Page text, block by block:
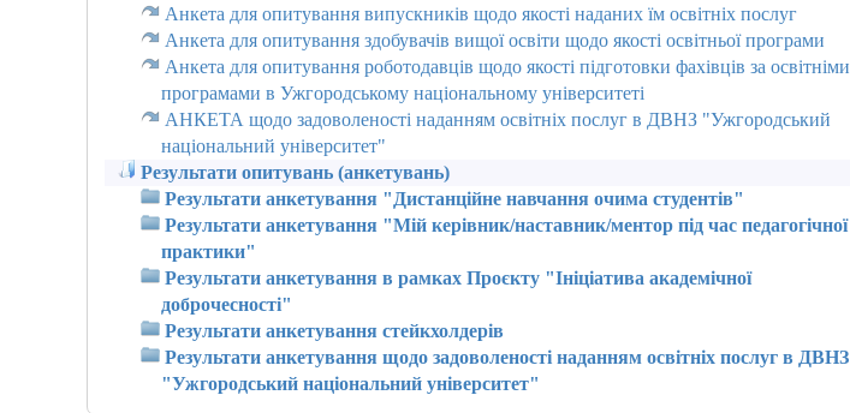
Анкета для опитування випускників щодо якості наданих їм освітніх послуг
Анкета для опитування здобувачів вищої освіти щодо якості освітньої програми
Анкета для опитування роботодавців щодо якості підготовки фахівців за освітніми
програмами в Ужгородському національному університеті
АНКЕТА щодо задоволеності наданням освітніх послуг в ДВНЗ "Ужгородський
національний університет"
Результати опитувань (анкетувань)
Результати анкетування "Дистанційне навчання очима студентів"
Результати анкетування "Мій керівник/наставник/ментор під час педагогічної
практики"
Результати анкетування в рамках Проєкту "Ініціатива академічної
доброчесності"
Результати анкетування стейкхолдерів
Результати анкетування щодо задоволеності наданням освітніх послуг в ДВНЗ
"Ужгородський національний університет"